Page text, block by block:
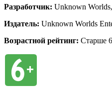
Разработчик: Unknown
Издатель: Unknown Worlds
Возрастной рейтинг: Старше